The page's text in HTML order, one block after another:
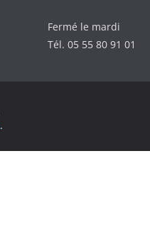
Fermé le mardi
Tél. 05 55 80 91 01
.